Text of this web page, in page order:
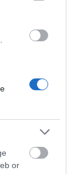
or
κόσμος τους
ας ρίξει μια
κάποιος θα
στη φορά